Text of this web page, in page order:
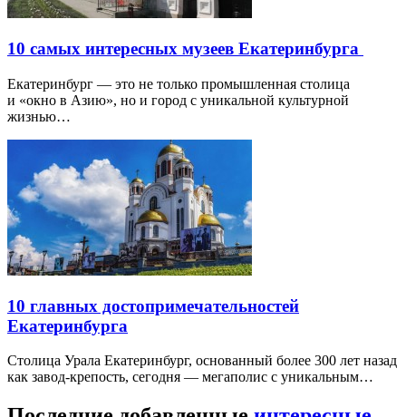
10 самых интересных музеев Екатеринбурга
Екатеринбург — это не только промышленная столица
и «окно в Азию», но и город с уникальной культурной
жизнью…
10 главных достопримечательностей
Екатеринбурга
Столица Урала Екатеринбург, основанный более 300 лет назад
как завод-крепость, сегодня — мегаполис с уникальным…